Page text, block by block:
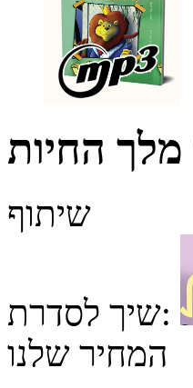
החיות
שיתוף
שיך לסדרת:
המחיר שלנו